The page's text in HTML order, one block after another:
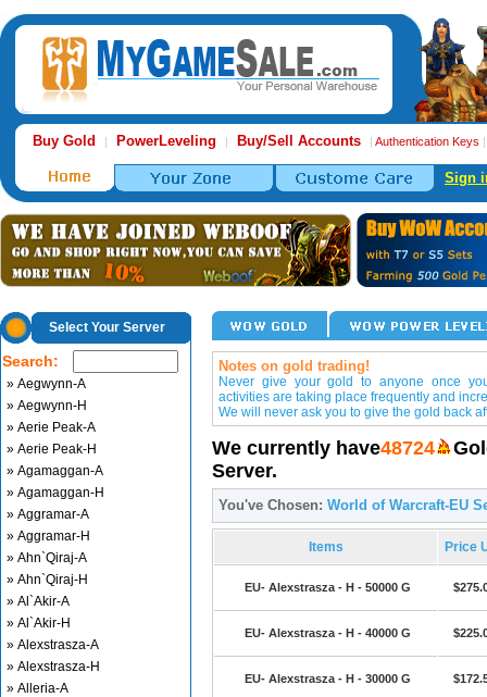
Buy Gold | PowerLeveling | Buy/Sell Accounts | Authentication Keys
Sign
Select Your Server
Search:
» Aegwynn-A
» Aegwynn-H
» Aerie Peak-A
» Aerie Peak-H
» Agamaggan-A
» Agamaggan-H
» Aggramar-A
» Aggramar-H
» Ahn`Qiraj-A
» Ahn`Qiraj-H
» Al`Akir-A
» Al`Akir-H
» Alexstrasza-A
» Alexstrasza-H
» Alleria-A
Notes on gold trading!
Never give your gold to anyone once
activities are taking place frequently and
We will never ask you to give the gold back
We currently have48724
Server.
You've Chosen: World of Warcraft-EU
Items Price
EU- Alexstrasza - H - 50000 G
EU- Alexstrasza - H - 40000 G
EU- Alexstrasza - H - 30000 G